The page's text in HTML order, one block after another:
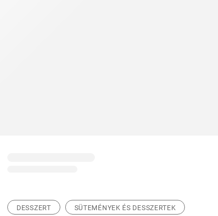
DESSZERT SÜTEMÉNYEK ÉS DESSZERTEK